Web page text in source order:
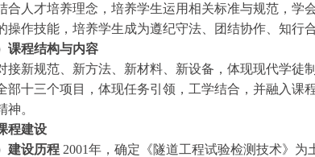
合人才培养理念，培养学生运用相关标准与规范，学
操作技能，培养学生成为遵纪守法、团结协作、 知行
课程结构与内容
接新规范、新方法、新材料、新设备，体现现代学徒
部十三个项目，体现任务引领，工学结合，并融入课
神。
程建设
建设历程 2001年，确定《隧道工程试验检测技术》为